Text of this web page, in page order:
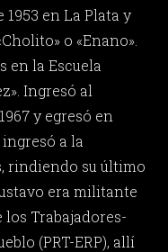
1953 en La Plata y
o «Enano».
en la Escuela
Ingresó al
y egresó en
ingresó a la
rindiendo su último
era militante
Trabajadores-
(PRT-ERP), allí